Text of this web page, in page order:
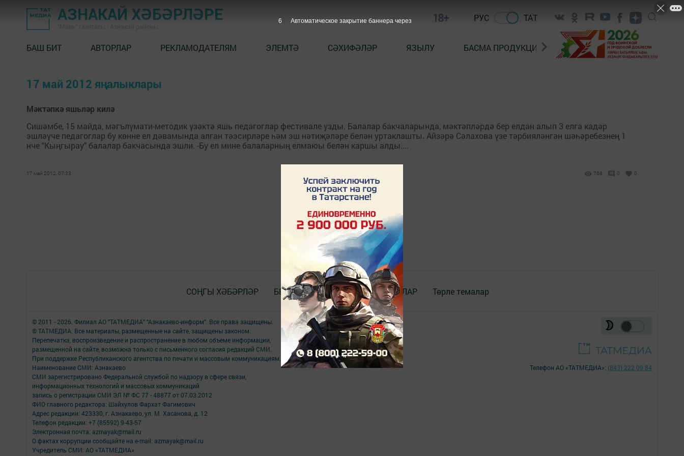
АЗНАКАЙ ХӘБӘРЛӘРЕ 18+ РУС ТАТ
БАШ БИТ АВТОРЛАР РЕКЛАМОДАТЕЛЯМ ЭЛЕМТӘ СӘХИФӘЛӘР ЯЗЫЛУ БАСМА ПРОДУКЦИЯ САТУ «ГӨЛСТАН»
17 май 2012 яңалыклары
Мәктәпкә яшьләр килә
Сишәмбе, 15 майда, мәгълүмати-методик үзәктә яшь педагоглар фестивале узды. Балалар бакчаларында, мәктәпләрдә бер елдан алып 3 елга кадәр
эшләүче педагоглар бу көнне ел дәвамында алган тәэсирләре һәм эш нәтиҗәләре белән уртаклашты. Айзәрә Сәлахова үзе тәрбияләнгән шәһәребезнең 1
нче "Кыңгырау" балалар бакчасында эшли. -Бу ел мине балаларның елмаюы белән каршы алды....
17 май 2012, 07:33 768 0 0
СОҢГЫ ХӘБӘРЛӘР БЕЗ_WhatsApp_та ДОКУМЕНТЛАР Төрле темалар
© 2011 - 2026. Филиал АО "ТАТМЕДИА" "Азнакаево-информ". Все права защищены.
© ТАТМЕДИА. Все материалы, размещенные на сайте, защищены законом.
Перепечатка, воспроизведение и распространение в любом объеме информации,
размещенной на сайте, возможна только с письменного согласия редакций СМИ.
При поддержке Республиканского агентства по печати и массовым коммуникациям.
Наименование СМИ: Азнакаево
СМИ зарегистрировано Федеральной службой по надзору в сфере связи,
информационных технологий и массовых коммуникаций
запись о регистрации СМИ ЭЛ № ФС 77 - 48877 от 07.03.2012
ФИО главного редактора: Шайхулов Фархат Фагимович
Адрес редакции: 423330, г. Азнакаево, ул. М. Хасанова, д. 12
Телефон редакции: +7 (85592) 9-43-57
Электронная почта: azmayak@mail.ru
О фактах коррупции сообщайте на e-mail: azmayak@mail.ru
Учредитель СМИ: АО «ТАТМЕДИА»
Телефон АО «ТАТМЕДИА»: (843) 222 09 84
6 Автоматическое закрытие баннера через